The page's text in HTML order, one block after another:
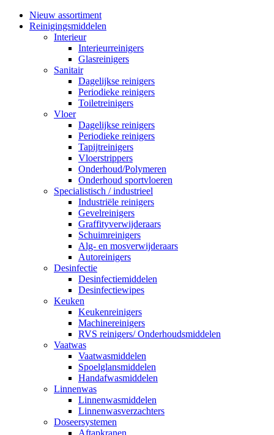
Nieuw assortiment
Reinigingsmiddelen
Interieur
Interieurreinigers
Glasreinigers
Sanitair
Dagelijkse reinigers
Periodieke reinigers
Toiletreinigers
Vloer
Dagelijkse reinigers
Periodieke reinigers
Tapijtreinigers
Vloerstrippers
Onderhoud/Polymeren
Onderhoud sportvloeren
Specialistisch / industrieel
Industriële reinigers
Gevelreinigers
Graffityverwijderaars
Schuimreinigers
Alg- en mosverwijderaars
Autoreinigers
Desinfectie
Desinfectiemiddelen
Desinfectiewipes
Keuken
Keukenreinigers
Machinereinigers
RVS reinigers/ Onderhoudsmiddelen
Vaatwas
Vaatwasmiddelen
Spoelglansmiddelen
Handafwasmiddelen
Linnenwas
Linnenwasmiddelen
Linnenwasverzachters
Doseersystemen
Aftapkranen